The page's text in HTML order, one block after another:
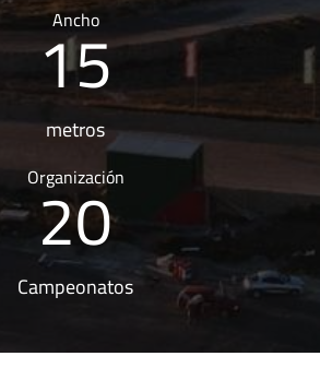
Ancho
15
metros
Organización
20
Campeonatos